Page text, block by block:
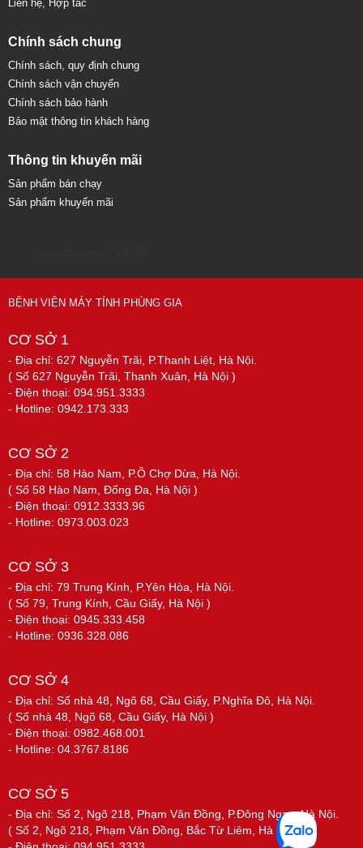
Liên hệ, Hợp tác
Chính sách chung
Chính sách, quy định chung
Chính sách vận chuyển
Chính sách bảo hành
Bảo mật thông tin khách hàng
Thông tin khuyến mãi
Sản phẩm bán chạy
Sản phẩm khuyến mãi
BỆNH VIỆN MÁY TÍNH PHÙNG GIA
CƠ SỞ 1
- Địa chỉ: 627 Nguyễn Trãi, P.Thanh Liệt, Hà Nội.
( Số 627 Nguyễn Trãi, Thanh Xuân, Hà Nội )
- Điện thoại: 094.951.3333
- Hotline: 0942.173.333
CƠ SỞ 2
- Địa chỉ: 58 Hào Nam, P.Ô Chợ Dừa, Hà Nội.
( Số 58 Hào Nam, Đống Đa, Hà Nội )
- Điện thoại: 0912.3333.96
- Hotline: 0973.003.023
CƠ SỞ 3
- Địa chỉ: 79 Trung Kính, P.Yên Hòa, Hà Nội.
( Số 79, Trung Kính, Cầu Giấy, Hà Nội )
- Điện thoại: 0945.333.458
- Hotline: 0936.328.086
CƠ SỞ 4
- Địa chỉ: Số nhà 48, Ngõ 68, Cầu Giấy, P.Nghĩa Đô, Hà Nội.
( Số nhà 48, Ngõ 68, Cầu Giấy, Hà Nội )
- Điện thoại: 0982.468.001
- Hotline: 04.3767.8186
CƠ SỞ 5
- Địa chỉ: Số 2, Ngõ 218, Phạm Văn Đồng, P.Đông Ngạc, Hà Nội.
( Số 2, Ngõ 218, Phạm Văn Đồng, Bắc Từ Liêm, Hà Nội )